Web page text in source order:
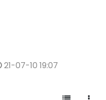
21-07-10 19:07